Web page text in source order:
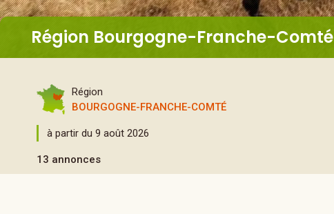
Région Bourgogne-Franche-Comté
Région
BOURGOGNE-FRANCHE-COMTÉ
à partir du 9 août 2026
13 annonces